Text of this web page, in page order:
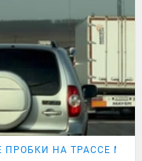
ПРОБКИ НА ТРАССЕ М-4